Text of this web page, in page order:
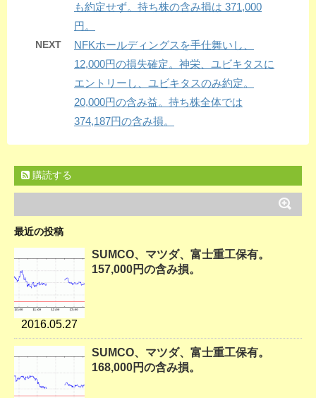
も約定せず。持ち株の含み損は 371,000
円。
NEXT
NFKホールディングスを手仕舞いし、
12,000円の損失確定。神栄、ユビキタスに
エントリーし、ユビキタスのみ約定。
20,000円の含み益。持ち株全体では
374,187円の含み損。
購読する
最近の投稿
2016.05.27
SUMCO、マツダ、富士重工保有。
157,000円の含み損。
SUMCO、マツダ、富士重工保有。
168,000円の含み損。